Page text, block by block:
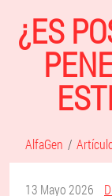
¿ES
AlfaGen
13 Mayo 2026